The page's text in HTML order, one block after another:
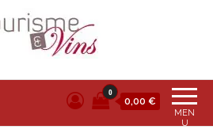
MEN
U
0
0,00 €